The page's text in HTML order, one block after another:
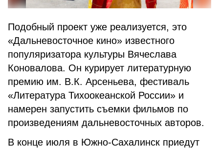
Подобный проект уже реализуется, это
«Дальневосточное кино» известного
популяризатора культуры Вячеслава
Коновалова. Он курирует литературную
премию им. В.К. Арсеньева, фестиваль
«Литература Тихоокеанской России» и
намерен запустить съемки фильмов по
произведениям дальневосточных авторов.
В конце июля в Южно-Сахалинск приедут